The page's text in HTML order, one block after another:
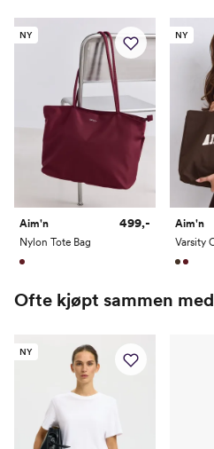
NY
Aim'n
Nylon Tote Bag
499,-
NY
Aim'n
Ofte kjøpt sammen med
NY